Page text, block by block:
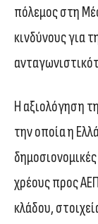
πόλεμος στη
κινδύνους για
Η αξιολόγηση
την οποία η
χρέους προς
κλάδου,